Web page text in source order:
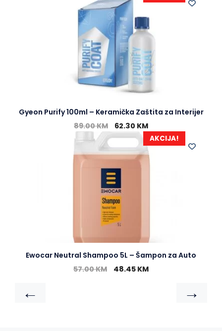
Gyeon Purify 100ml – Keramička Zaštita za Interijer
89.00KM 62.30 KM
AKCIJA!
Ewocar Neutral Shampoo 5L – Šampon za Auto
57.00KM 48.45 KM
← →